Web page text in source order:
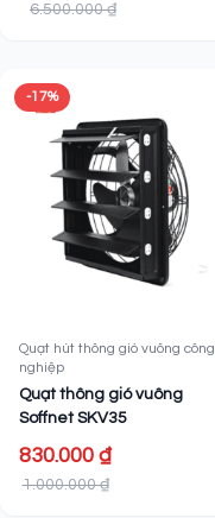
6.500.000 ₫
-17%
Quạt hút thông gió vuông công
nghiệp
Quạt thông gió vuông
Soffnet SKV35
830.000 ₫
1.000.000 ₫